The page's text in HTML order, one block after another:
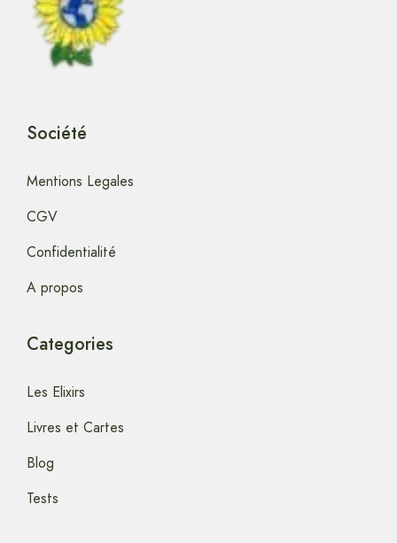
Société
Mentions Legales
CGV
Confidentialité
A propos
Categories
Les Elixirs
Livres et Cartes
Blog
Tests